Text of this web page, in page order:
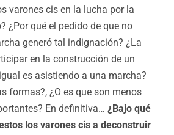
varones cis en la lucha por la
¿Por qué el pedido de que no
generó tal indignación? ¿La
en la construcción de un
es asistiendo a una marcha?
formas?, ¿O es que son menos
En definitiva… ¿Bajo qué
los varones cis a deconstruir